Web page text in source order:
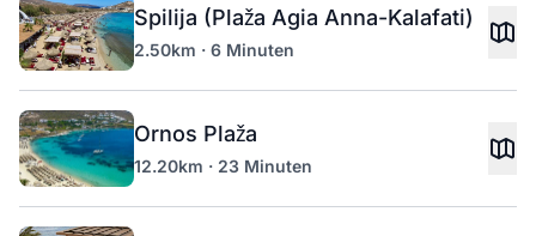
Spilija (Plaža Agia Anna-Kalafati)
2.50km · 6 Minuten
Ornos Plaža
12.20km · 23 Minuten